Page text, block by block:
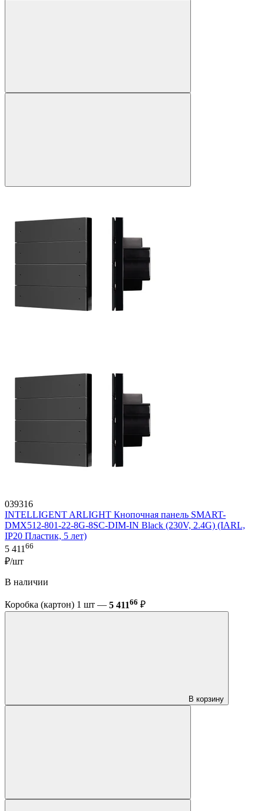
039316
INTELLIGENT ARLIGHT Кнопочная панель SMART-
DMX512-801-22-8G-8SC-DIM-IN Black (230V, 2.4G) (IARL,
IP20 Пластик, 5 лет)
5 41166
₽/шт
В наличии
Коробка (картон) 1 шт — 5 41166 ₽
В корзину